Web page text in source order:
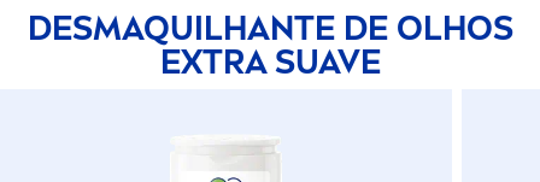
DESMAQUILHANTE DE OLHOS
EXTRA SUAVE